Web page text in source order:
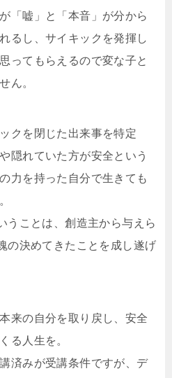
「嘘」と「本音」が分から
るし、サイキックを発揮し
ってもらえるので変な子と
ん。
クを閉じた出来事を特定
隠れていた方が安全という
力を持った自分で生きても
うことは、創造主から与えら
の決めてきたことを成し遂げ
来の自分を取り戻し、安全
る人生を。
済みが受講条件ですが、デ